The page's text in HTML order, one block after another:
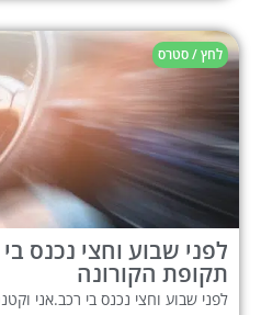
לחץ / סטרס
לפני שבוע וחצי נכנס
תקופת הקורונה
לפני שבוע וחצי נכנס בי רכב.אני